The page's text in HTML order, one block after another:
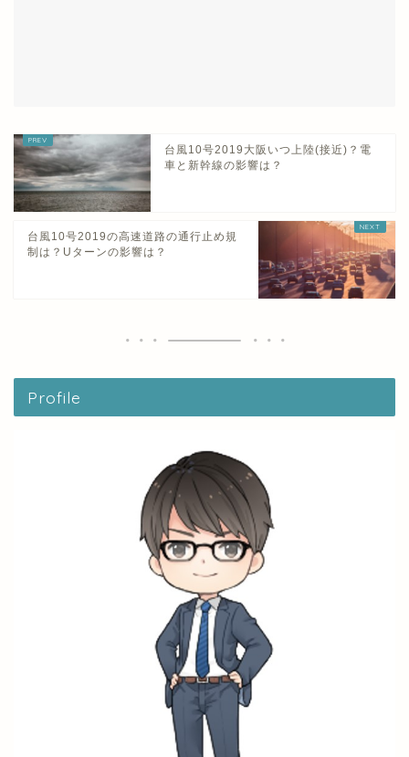
台風10号2019大阪いつ上陸(接近)？電
車と新幹線の影響は？
台風10号2019の高速道路の通行止め規
制は？Uターンの影響は？
Profile